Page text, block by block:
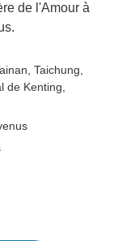
de l'Amour à
, Taichung
de Kenting